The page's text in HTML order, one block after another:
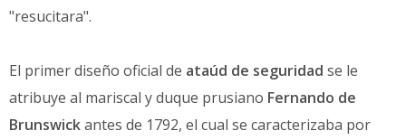
"resucitara".
El primer diseño oficial de ataúd de seguridad se le
atribuye al mariscal y duque prusiano Fernando de
Brunswickantes de 1792, el cual se caracterizaba por